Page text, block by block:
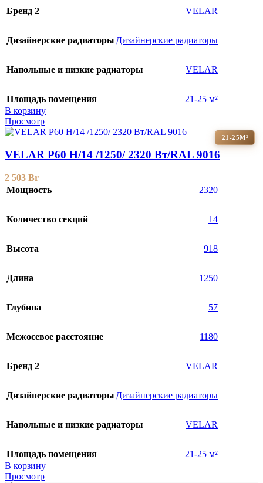
Бренд 2 VELAR
Дизайнерские радиаторы Дизайнерские радиаторы
Напольные и низкие радиаторы VELAR
Площадь помещения
21-25 м²
В корзину
Просмотр
21-25М²
VELAR P60 H/14 /1250/ 2320 Bт/RAL 9016
2 503 Br
Мощность
2320
Количество секций 14
Высота 918
Длина 1250
Глубина 57
Межосевое расстояние 1180
Бренд 2 VELAR
Дизайнерские радиаторы Дизайнерские радиаторы
Напольные и низкие радиаторы VELAR
Площадь помещения
21-25 м²
В корзину
Просмотр